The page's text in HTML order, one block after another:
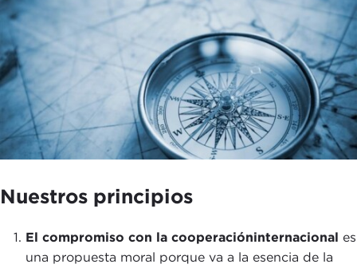
Nuestros principios
El compromiso con la cooperacióninternacional es
una propuesta moral porque va a la esencia de la